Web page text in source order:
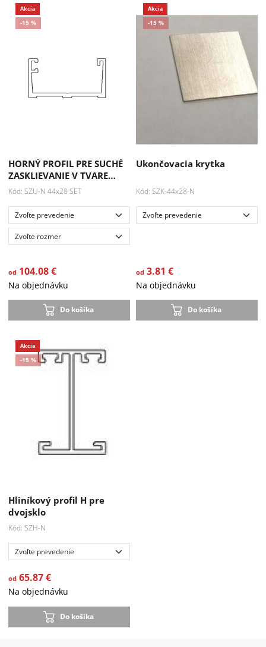
HORNÝ PROFIL PRE SUCHÉ
ZASKLIEVANIE V TVARE…
Kód: SZU-N 44x28 SET
od104.08 €
Na objednávku
Do košíka
Ukončovacia krytka
Kód: SZK-44x28-N
od 3.81 €
Na objednávku
Do košíka
Hliníkový profil H pre
dvojsklo
Kód: SZH-N
od65.87 €
Na objednávku
Do košíka